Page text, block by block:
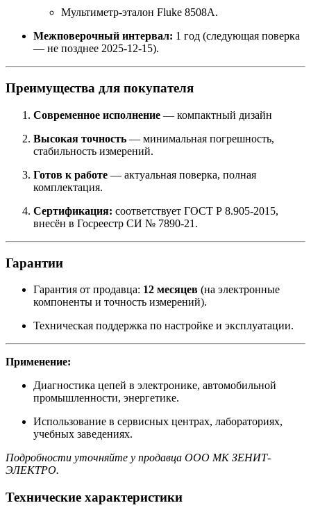
Мультиметр-эталон Fluke 8508A.
Межповерочный интервал: 1 год (следующая поверка
— не позднее 2025-12-15).
Преимущества для покупателя
Современное исполнение — компактный дизайн
Высокая точность — минимальная погрешность,
стабильность измерений.
Готов к работе — актуальная поверка, полная
комплектация.
Сертификация: соответствует ГОСТ Р 8.905-2015,
внесён в Госреестр СИ № 7890-21.
Гарантии
Гарантия от продавца: 12 месяцев (на электронные
компоненты и точность измерений).
Техническая поддержка по настройке и эксплуатации.
Применение:
Диагностика цепей в электронике, автомобильной
промышленности, энергетике.
Использование в сервисных центрах, лабораториях,
учебных заведениях.
Подробности уточняйте у продавца ООО МК ЗЕНИТ-
ЭЛЕКТРО.
Технические характеристики